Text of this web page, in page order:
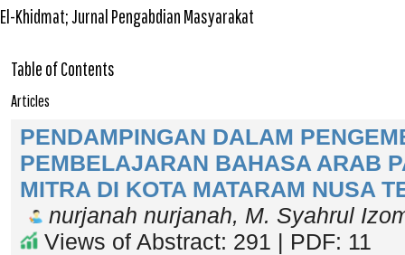
El-Khidmat; Jurnal Pengabdian Masyarakat
Table of Contents
Articles
PENDAMPINGAN DALAM
PEMBELAJARAN BAHASA ARAB
MITRA DI KOTA MATARAM NUSA
nurjanah nurjanah, M. Syahrul
Views of Abstract: 291 | PDF: 11